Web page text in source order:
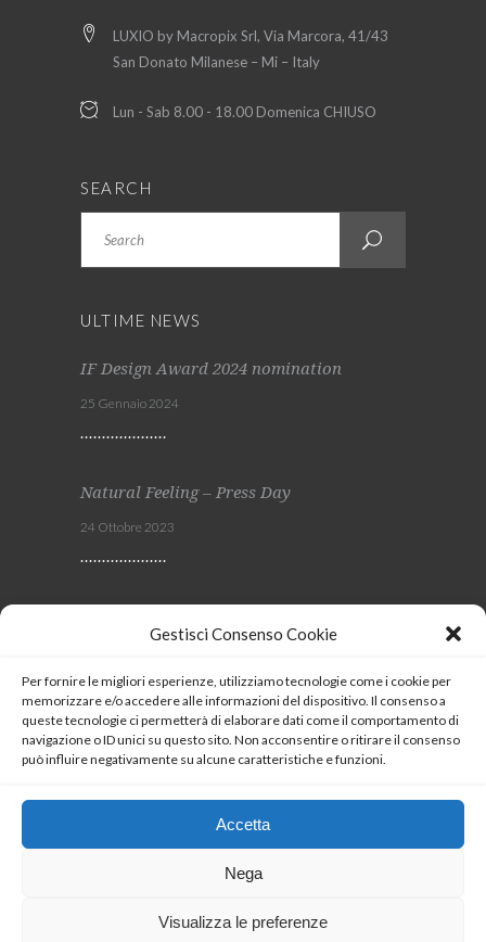
Gestisci Consenso Cookie
Per fornire le migliori esperienze, utilizziamo tecnologie come i cookie per
memorizzare e/o accedere alle informazioni del dispositivo. Il consenso a
queste tecnologie ci permetterà di elaborare dati come il comportamento di
navigazione o ID unici su questo sito. Non acconsentire o ritirare il consenso
può influire negativamente su alcune caratteristiche e funzioni.
Accetta
Nega
Visualizza le preferenze
LUXIO by Macropix Srl, Via Marcora, 41/43
San Donato Milanese – Mi – Italy
Lun - Sab 8.00 - 18.00 Domenica CHIUSO
SEARCH
ULTIME NEWS
IF Design Award 2024 nomination
25 Gennaio 2024
Natural Feeling – Press Day
24 Ottobre 2023
SEGUICI
Coockie Policy